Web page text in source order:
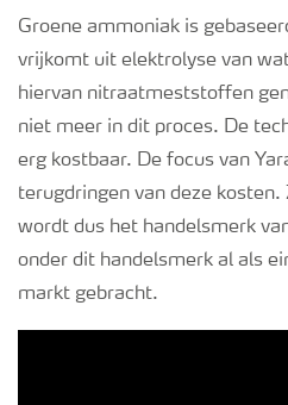
Groene ammoniak is
vrijkomt uit elektrolyse van
hiervan nitraatmeststoffen
niet meer in dit proces. De
erg kostbaar. De focus van
terugdringen van deze
wordt dus het handelsmerk
onder dit handelsmerk al als
markt gebracht.